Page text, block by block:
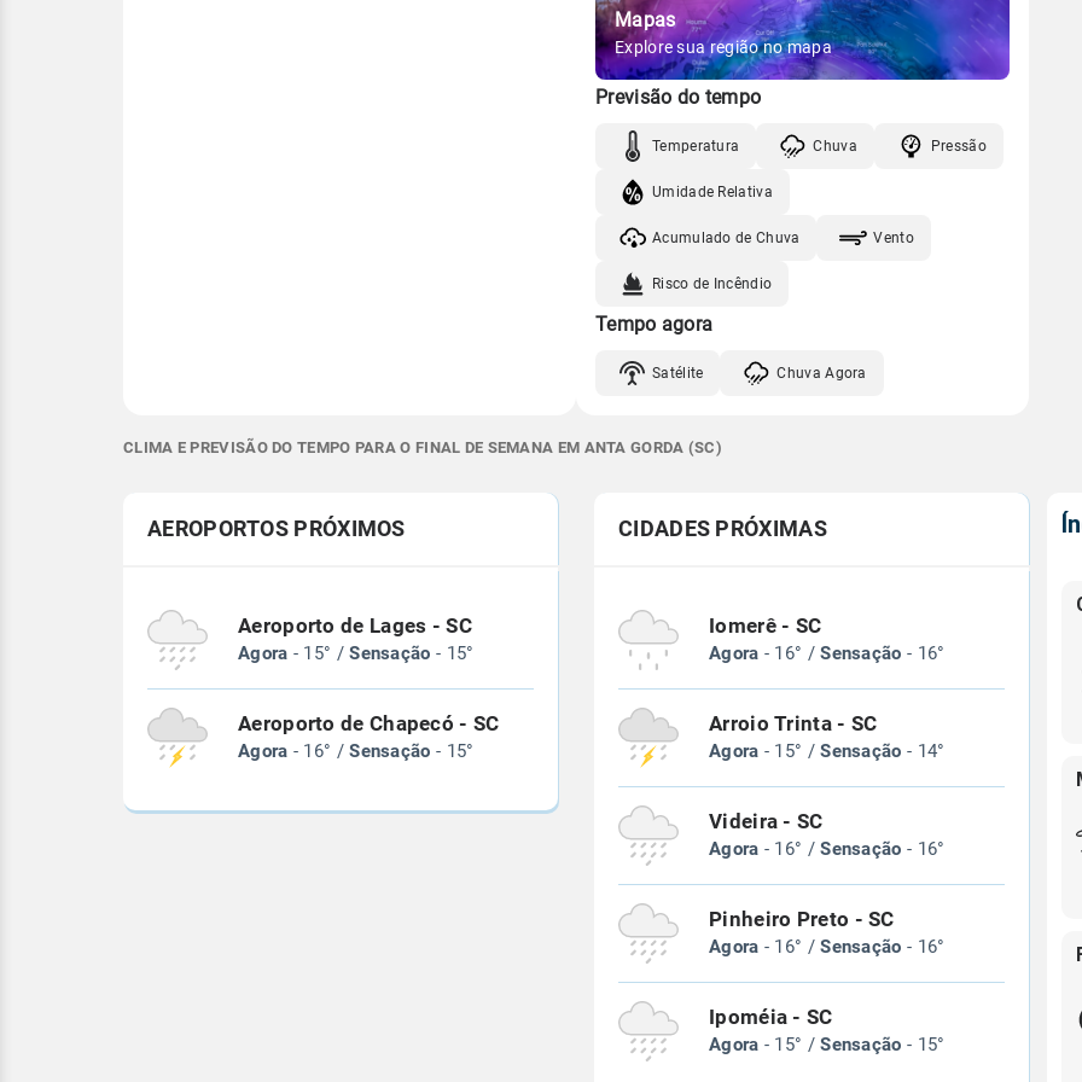
Mapas
Explore sua região no mapa
Previsão do tempo
Temperatura Chuva Pressão
Umidade Relativa
Acumulado de Chuva Vento
Risco de Incêndio
Tempo agora
Satélite Chuva Agora
CLIMA E PREVISÃO DO TEMPO PARA O FINAL DE SEMANA EM ANTA GORDA (SC)
AEROPORTOS PRÓXIMOS
Aeroporto de Lages - SC
Agora - 15° /Sensação - 15°
Aeroporto de Chapecó - SC
Agora - 16° /Sensação - 15°
CIDADES PRÓXIMAS
Iomerê - SC
Agora - 16° /Sensação - 16°
Arroio Trinta - SC
Agora - 15° /Sensação - 14°
Videira - SC
Agora - 16° /Sensação - 16°
Pinheiro Preto - SC
Agora - 16° /Sensação - 16°
Ipoméia - SC
Agora - 15° /Sensação - 15°